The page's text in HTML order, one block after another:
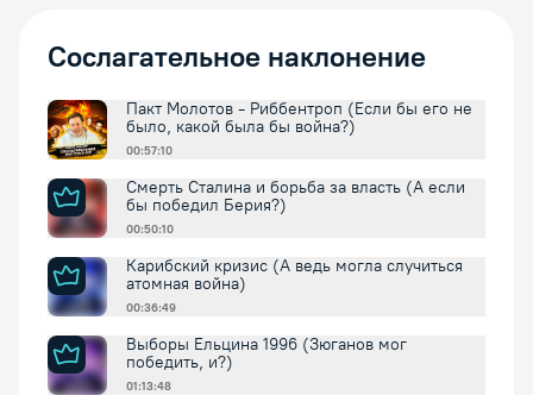
Сослагательное наклонение
Пакт Молотов - Риббентроп (Если бы его не
было, какой была бы война?)
00:57:10
Смерть Сталина и борьба за власть (А если
бы победил Берия?)
00:50:10
Карибский кризис (А ведь могла случиться
атомная война)
00:36:49
Выборы Ельцина 1996 (Зюганов мог
победить, и?)
01:13:48